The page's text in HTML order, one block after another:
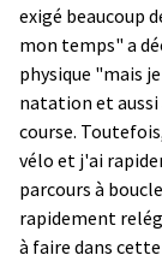
exigé beaucoup
mon temps" a
physique "mais
natation et aussi
course.
vélo et j'ai
parcours à
rapidement
à faire dans